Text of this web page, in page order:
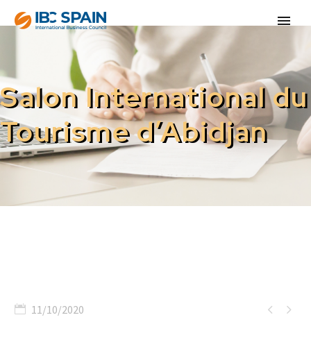
Salon International du
Tourisme d’Abidjan
 
11/10/2020